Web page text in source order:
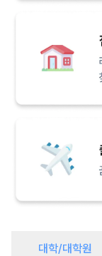
대학/대학원